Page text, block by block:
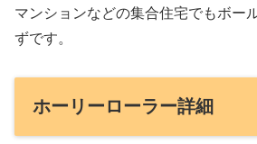
マンションなどの集合住宅でもボー
ずです。
ホーリーローラー詳細